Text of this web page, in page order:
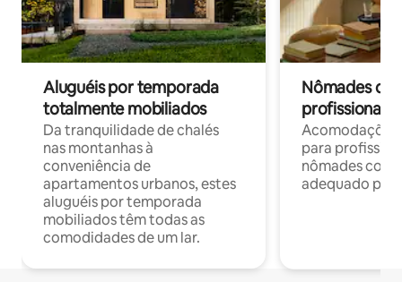
Aluguéis por temporada
totalmente mobiliados
Da tranquilidade de chalés
nas montanhas à
conveniência de
apartamentos urbanos, estes
aluguéis por temporada
mobiliados têm todas as
comodidades de um lar.
Nômades
profissionais
para
nômades com
adequado